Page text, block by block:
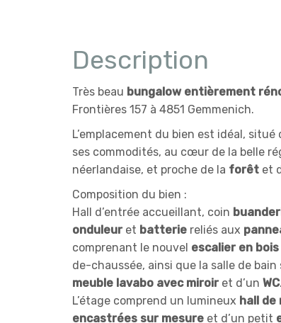
Description
Très beau bungalow entièrement
Frontières 157 à 4851 Gemmenich.
L’emplacement du bien est idéal,
ses commodités, au cœur de la belle
néerlandaise, et proche de la forêt et
Composition du bien :
Hall d’entrée accueillant, coin
onduleuret batterie reliés aux
comprenant le nouvel escalier en bois
de-chaussée, ainsi que la salle de
meuble lavabo avec miroiret d’un WC.
L’étage comprend un lumineux hall de
encastrées sur mesure et d’un petit